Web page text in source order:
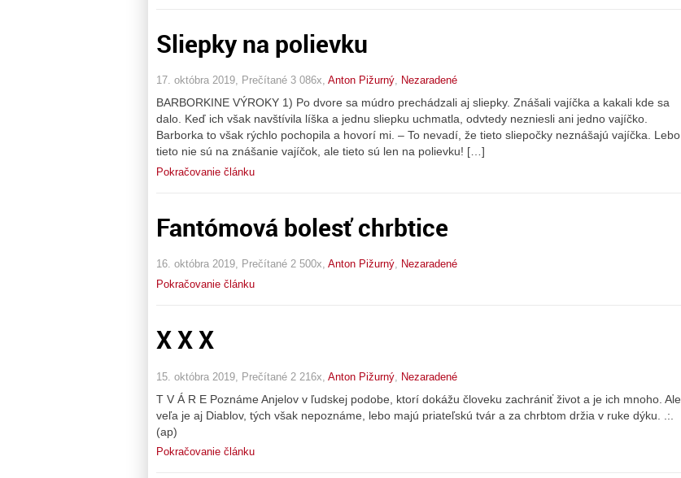
Sliepky na polievku
17. októbra 2019, Prečítané 3 086x, Anton Pižurný, Nezaradené
BARBORKINE VÝROKY 1) Po dvore sa múdro prechádzali aj sliepky. Znášali vajíčka a kakali kde sa
dalo. Keď ich však navštívila líška a jednu sliepku uchmatla, odvtedy nezniesli ani jedno vajíčko.
Barborka to však rýchlo pochopila a hovorí mi. – To nevadí, že tieto sliepočky neznášajú vajíčka. Lebo
tieto nie sú na znášanie vajíčok, ale tieto sú len na polievku! […]
Pokračovanie článku
Fantómová bolesť chrbtice
16. októbra 2019, Prečítané 2 500x, Anton Pižurný, Nezaradené
Pokračovanie článku
X X X
15. októbra 2019, Prečítané 2 216x, Anton Pižurný Nezaradené
T V Á R E Poznáme Anjelov v ľudskej podobe, ktorí dokážu človeku zachrániť život a je ich mnoho. Ale
veľa je aj Diablov, tých však nepoznáme, lebo majú priateľskú tvár a za chrbtom držia v ruke dýku. .:.
(ap)
Pokračovanie článku